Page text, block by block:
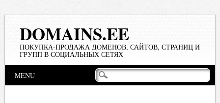
DOMAINS.EE
ПОКУПКА-ПРОДАЖА ДОМЕНОВ, САЙТОВ, СТРАНИЦ И
ГРУПП В СОЦИАЛЬНЫХ СЕТЯХ
Main menu
MENU